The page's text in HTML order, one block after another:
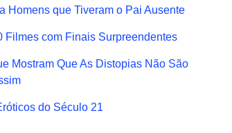
Homens que Tiveram o Pai Ausente
Filmes com Finais Surpreendentes
Mostram Que As Distopias Não São
do Século 21